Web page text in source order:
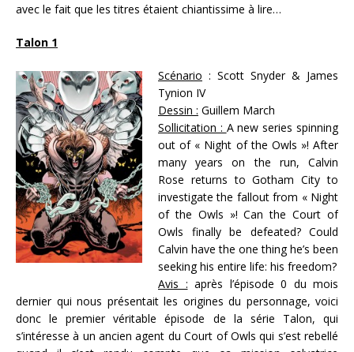
avec le fait que les titres étaient chiantissime à lire…
Talon 1
Scénario : Scott Snyder & James
Tynion IV
Dessin : Guillem March
Sollicitation : A new series spinning
out of « Night of the Owls »! After
many years on the run, Calvin
Rose returns to Gotham City to
investigate the fallout from « Night
of the Owls »! Can the Court of
Owls finally be defeated? Could
Calvin have the one thing he’s been
seeking his entire life: his freedom?
Avis : après l’épisode 0 du mois
dernier qui nous présentait les origines du personnage, voici
donc le premier véritable épisode de la série Talon, qui
s’intéresse à un ancien agent du Court of Owls qui s’est rebellé